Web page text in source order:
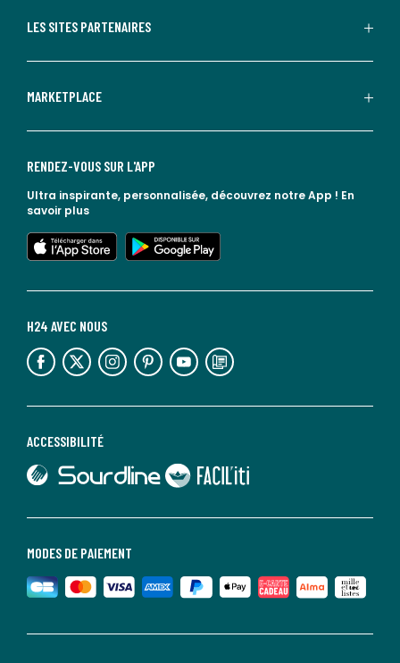
LES SITES PARTENAIRES
MARKETPLACE
MODES DE PAIEMENT
ACCESSIBILITÉ
lien vers Sourdline
lien vers Faciliti
H24 AVEC NOUS
lien vers l'espace réseaux sociaux lien vers l'espace réseaux sociaux lien vers l'espace réseaux sociaux lien vers l'espace réseaux sociaux lien vers l'espace réseaux sociaux lien vers le blog la redoute
RENDEZ-VOUS SUR L'APP
Ultra inspirante, personnalisée, découvrez notre App ! En
savoir plus
lien vers l'app store
lien vers google play